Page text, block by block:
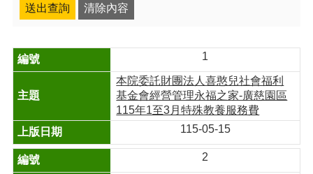
1
本院委託財團法人喜憨兒社會福利
基金會經營管理永福之家-廣慈園區
115年1至3月特殊教養服務費
115-05-15
2